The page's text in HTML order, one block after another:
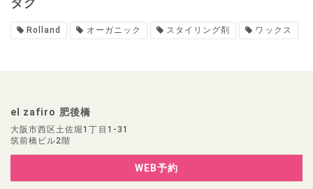
Rolland オーガニック スタイリング剤 ワックス
el zafiro 肥後橋
大阪市西区土佐堀1丁目1-31
筑前橋ビル2階
WEB予約